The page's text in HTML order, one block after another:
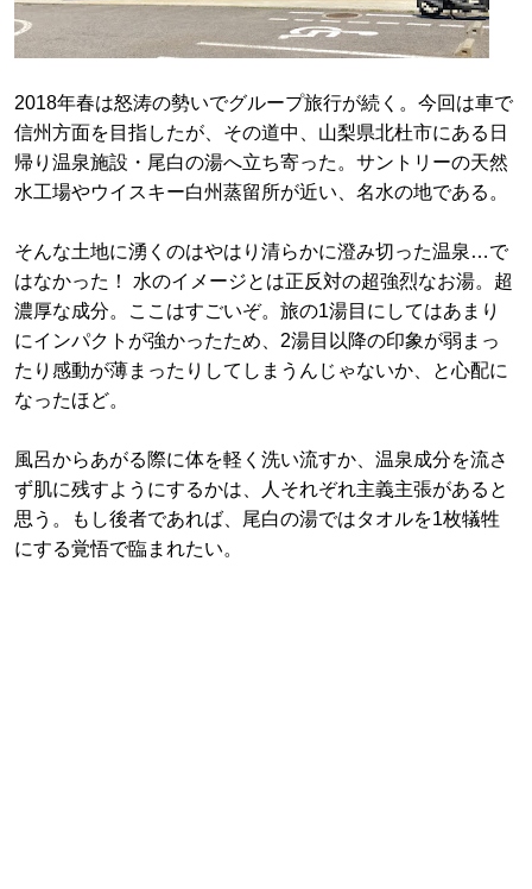
2018年春は怒涛の勢いでグループ旅行が続く。今回は車で
信州方面を目指したが、その道中、山梨県北杜市にある日
帰り温泉施設・尾白の湯へ立ち寄った。サントリーの天然
水工場やウイスキー白州蒸留所が近い、名水の地である。
そんな土地に湧くのはやはり清らかに澄み切った温泉…で
はなかった！ 水のイメージとは正反対の超強烈なお湯。超
濃厚な成分。ここはすごいぞ。旅の1湯目にしてはあまり
にインパクトが強かったため、2湯目以降の印象が弱まっ
たり感動が薄まったりしてしまうんじゃないか、と心配に
なったほど。
風呂からあがる際に体を軽く洗い流すか、温泉成分を流さ
ず肌に残すようにするかは、人それぞれ主義主張があると
思う。もし後者であれば、尾白の湯ではタオルを1枚犠牲
にする覚悟で臨まれたい。